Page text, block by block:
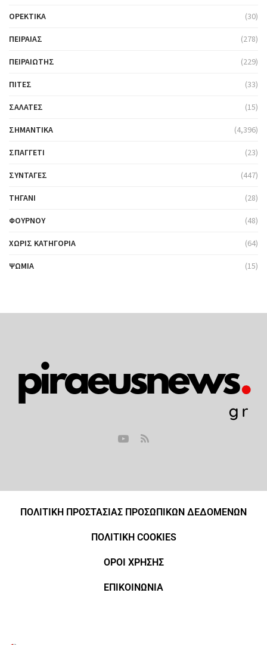
ΟΡΕΚΤΙΚΆ (30)
ΠΕΙΡΑΙΆΣ (278)
ΠΕΙΡΑΙΏΤΗΣ (229)
ΠΊΤΕΣ (33)
ΣΑΛΆΤΕΣ (15)
ΣΗΜΑΝΤΙΚΆ (4,396)
ΣΠΑΓΓΈΤΙ (23)
ΣΥΝΤΑΓΈΣ (447)
ΤΗΓΆΝΙ (28)
ΦΟΎΡΝΟΥ (48)
ΧΩΡΊΣ ΚΑΤΗΓΟΡΊΑ (64)
ΨΩΜΙΆ (15)
ΠΟΛΙΤΙΚΗ ΠΡΟΣΤΑΣΙΑΣ ΠΡΟΣΩΠΙΚΩΝ ΔΕΔΟΜΕΝΩΝ
ΠΟΛΙΤΙΚΗ COOKIES
ΟΡΟΙ ΧΡΗΣΗΣ
ΕΠΙΚΟΙΝΩΝΙΑ